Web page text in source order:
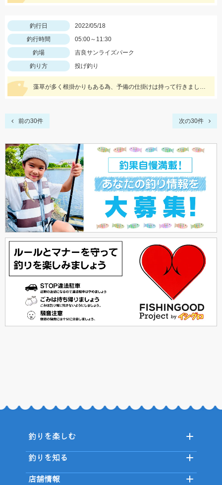
釣行日
2022/05/18
釣行時間
05:00～11:30
釣場
吉良サンライズパーク
釣り方
投げ釣り
藻草が多く根掛かりもある為、予備の仕掛けは持って行きましょう。エサは石ゴカイを使用しました。
前の30件 次の30件
釣りを楽しむ
釣りを知る
店舗情報